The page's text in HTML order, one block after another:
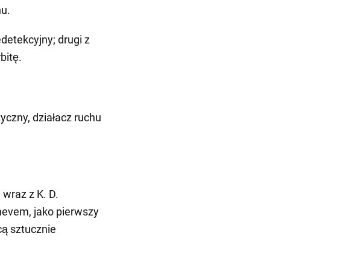
drugi z
działacz ruchu
z K. D.
jako pierwszy
sztucznie